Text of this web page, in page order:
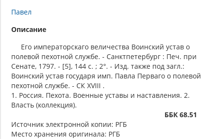
Павел
Описание
Его императорскаго величества Воинский устав о
полевой пехотной службе. - Санктпетербург : Печ. при
Сенате, 1797. - [5], 144 с. ; 2°. - Изд. также под загл.:
Воинский устав государя имп. Павла Перваго о полевой
пехотной службе. - СК XVIII .
1. Россия. Пехота. Военные уставы и наставления. 2.
Власть (коллекция).
ББК 68.51
Источник электронной копии: РГБ
Место хранения оригинала: РГБ